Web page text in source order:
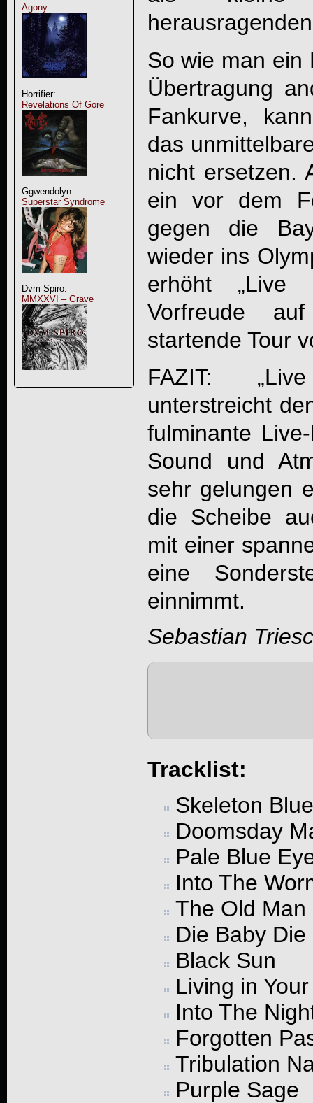
Agony
Horrifier:
Revelations Of Gore
Ggwendolyn:
Superstar Syndrome
Dvm Spiro:
MMXXVI – Grave
So wie man ein
Übertragung
Fankurve,
das
nicht ersetzen.
ein vor dem
gegen die
wieder ins
erhöht „Live
Vorfreude
startende Tour
FAZIT: „
unterstreicht
fulminante
Sound und
sehr gelungen
die Scheibe
mit einer
eine
einnimmt.
Sebastian
Tracklist:
Skeleton
Doomsday
Pale Blue
Into The
The Old Man
Die Baby Die
Black Sun
Living in
Into The
Forgotten
Tribulation
Purple Sage